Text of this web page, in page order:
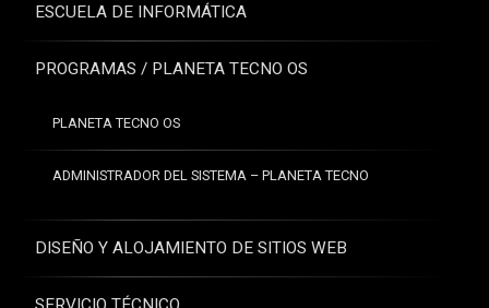
ESCUELA DE INFORMÁTICA
PROGRAMAS / PLANETA TECNO OS
PLANETA TECNO OS
ADMINISTRADOR DEL SISTEMA – PLANETA TECNO
DISEÑO Y ALOJAMIENTO DE SITIOS WEB